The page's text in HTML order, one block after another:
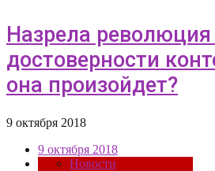
Назрела революция
достоверности
она произойдет?
9 октября 2018
9 октября 2018
Новости